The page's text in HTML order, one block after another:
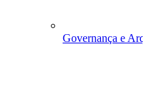
Governança e